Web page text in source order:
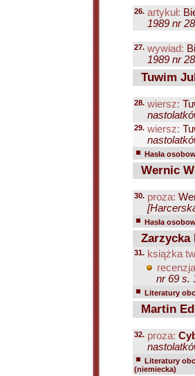
26. artykuł:
1989 nr
27. wywiad:
1989 nr
Tuwim
28. wiersz:
29. wiersz:
Hasła
Wernic
30. proza:
Hasła
Zarzycka
31. książka
nr 69 s.
Literatury
Martin
32. proza:
Literatury
(niemiecka)